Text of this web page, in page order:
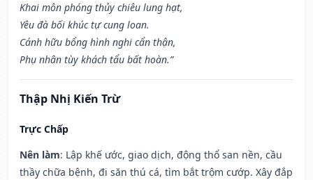
Khai môn phóng thủy chiêu lung hạt,
Yêu đà bối khúc tự cung loan.
Cánh hữu bổng hình nghi cẩn thận,
Phụ nhân tùy khách tẩu bất hoàn.”
Thập Nhị Kiến Trừ
Trực Chấp
Nên làm: Lập khế ước, giao dịch, động thổ san nền, cầu
thầy chữa bệnh, đi săn thú cá, tìm bắt trộm cướp. Xây đắp